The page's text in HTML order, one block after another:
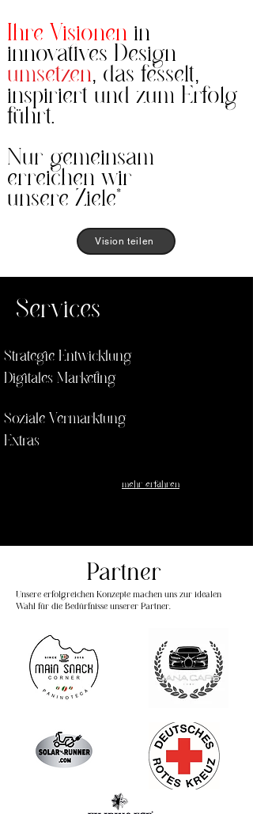
Ihre Visionen in
innovatives Design
umsetzen, das fesselt,
inspiriert und zum Erfolg
führt.
Nur gemeinsam
erreichen wir
unsere Ziele*
Vision teilen
Services
Strategie Entwicklung
Digitales Marketing
Soziale Vermarktung
Extras
mehr erfahren
Partner
Unsere erfolgreichen Konzepte machen uns zur idealen
Wahl für die Bedürfnisse unserer Partner.